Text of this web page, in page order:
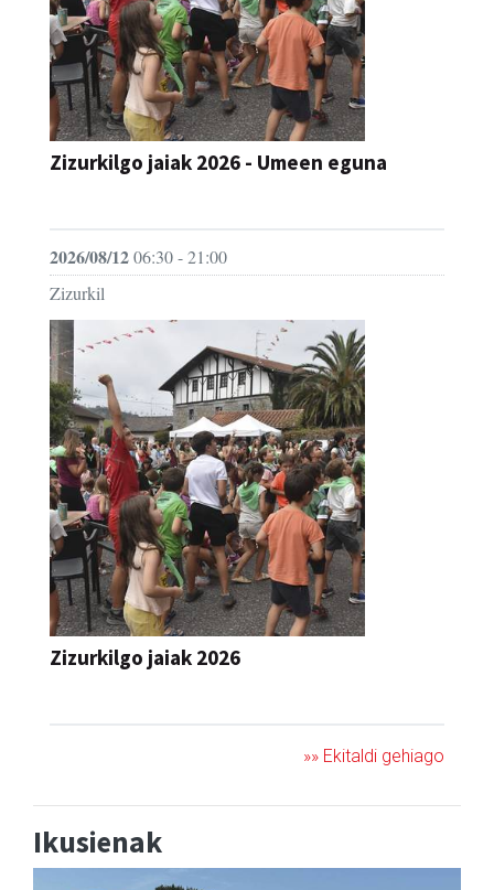
Zizurkilgo jaiak 2026 - Umeen eguna
2026/08/1206:30 - 21:00
Zizurkil
Zizurkilgo jaiak 2026
»» Ekitaldi gehiago
Ikusienak